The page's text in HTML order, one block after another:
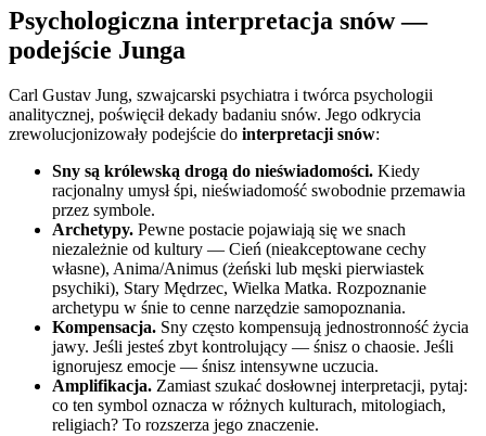
Psychologiczna interpretacja snów —
podejście Junga
Carl Gustav Jung, szwajcarski psychiatra i twórca psychologii
analitycznej, poświęcił dekady badaniu snów. Jego odkrycia
zrewolucjonizowały podejście do interpretacji snów:
Sny są królewską drogą do nieświadomości. Kiedy
racjonalny umysł śpi, nieświadomość swobodnie przemawia
przez symbole.
Archetypy. Pewne postacie pojawiają się we snach
niezależnie od kultury — Cień (nieakceptowane cechy
własne), Anima/Animus (żeński lub męski pierwiastek
psychiki), Stary Mędrzec, Wielka Matka. Rozpoznanie
archetypu w śnie to cenne narzędzie samopoznania.
Kompensacja. Sny często kompensują jednostronność życia
jawy. Jeśli jesteś zbyt kontrolujący — śnisz o chaosie. Jeśli
ignorujesz emocje — śnisz intensywne uczucia.
Amplifikacja. Zamiast szukać dosłownej interpretacji, pytaj:
co ten symbol oznacza w różnych kulturach, mitologiach,
religiach? To rozszerza jego znaczenie.